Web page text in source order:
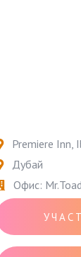
Premiere Inn,
Дубай
Офис: